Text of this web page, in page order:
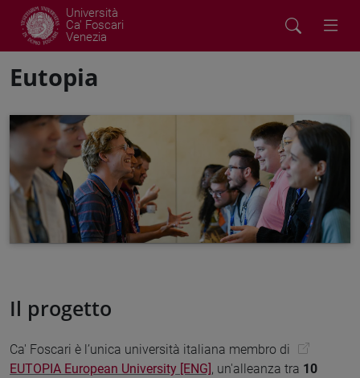
Università
Ca' Foscari
Venezia
Eutopia
Il progetto
Ca' Foscari è l’unica università italiana membro di
EUTOPIA European University [ENG] , un'alleanza tra 10